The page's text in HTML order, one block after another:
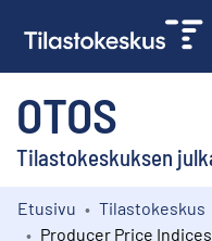
OTOS
Tilastokeskuksen
Kokoelmat
Etusivu Tilastokeskus